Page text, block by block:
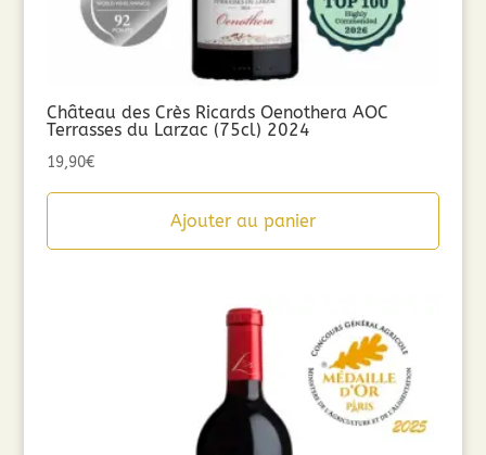
Château des Crès Ricards Oenothera AOC
Terrasses du Larzac (75cl) 2024
19,90€
Ajouter au panier